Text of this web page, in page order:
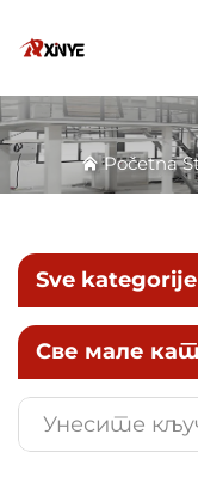
Početna
Sve kategorije
Све мале